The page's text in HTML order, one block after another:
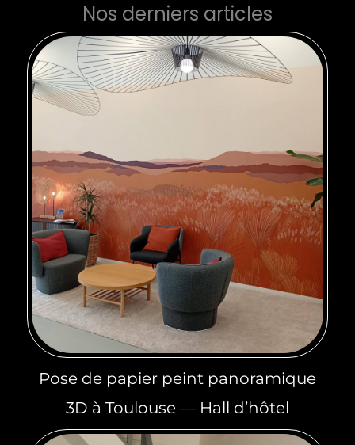
Nos derniers articles
Pose de papier peint panoramique
3D à Toulouse — Hall d’hôtel